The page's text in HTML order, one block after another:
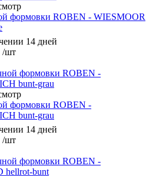
формовки ROBEN - WIESMOOR
14 дней
/шт
формовки ROBEN -
bunt-grau
14 дней
/шт